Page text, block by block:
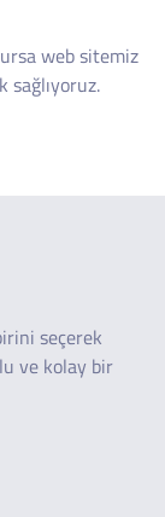
web sitemiz
sağlıyoruz.
seçerek
ve kolay bir